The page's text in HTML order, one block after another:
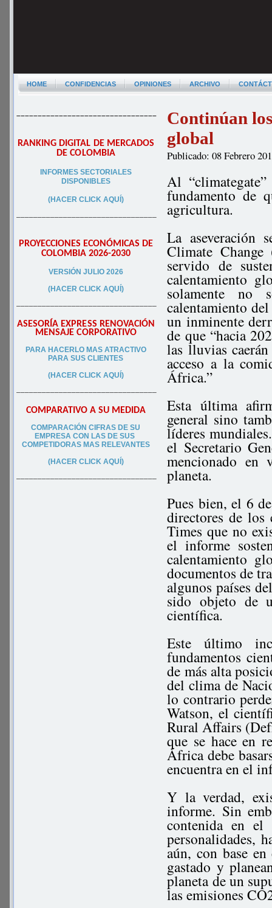
HOME CONFIDENCIAS OPINIONES ARCHIVO
–––––––––––––––––––––––––––––––––
RANKING DIGITAL DE MERCADOS
DE COLOMBIA
INFORMES SECTORIALES
DISPONIBLES
(HACER CLICK AQUÍ)
–––––––––––––––––––––––––––––––––
PROYECCIONES ECONÓMICAS DE
COLOMBIA 2026-2030
VERSIÓN JULIO 2026
(HACER CLICK AQUÍ)
–––––––––––––––––––––––––––––––––
ASESORÍA EXPRESS RENOVACIÓN
MENSAJE CORPORATIVO
PARA HACERLO MAS ATRACTIVO
PARA SUS CLIENTES
(HACER CLICK AQUÍ)
–––––––––––––––––––––––––––––––––
COMPARATIVO A SU MEDIDA
COMPARACIÓN CIFRAS DE SU
EMPRESA CON LAS DE SUS
COMPETIDORAS MAS RELEVANTES
(HACER CLICK AQUÍ)
–––––––––––––––––––––––––––––––––
Continúan
global
Publicado: 08 Febrero
Al
fundamento de
agricultura.
La aseveración
Climate
servido de
calentamiento
solamente no
calentamiento
un inminente
de que “hacia
las lluvias
acceso a la
África.”
Esta última
general sino
líderes
el Secretario
mencionado en
planeta.
Pues bien, el 6
directores de
Times que no
el informe
calentamiento
documentos de
algunos países
sido objeto de
científica.
Este último
fundamentos
de más alta
del clima de
lo contrario
Watson, el
Rural Affairs
que se hace en
África debe
encuentra en el
Y la verdad,
informe. Sin
contenida en el
personalidades,
aún, con base
gastado y
planeta de un
las emisiones